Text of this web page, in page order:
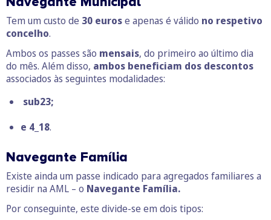
Tem um custo de 30 eurose apenas é válido no respetivo
concelho.
Ambos os passes são mensais, do primeiro ao último dia
do mês. Além disso, ambos beneficiam dos descontos
associados às seguintes modalidades:
sub23;
e 4_18.
Navegante Família
Existe ainda um passe indicado para agregados familiares a
residir na AML – o Navegante Família.
Por conseguinte, este divide-se em dois tipos: